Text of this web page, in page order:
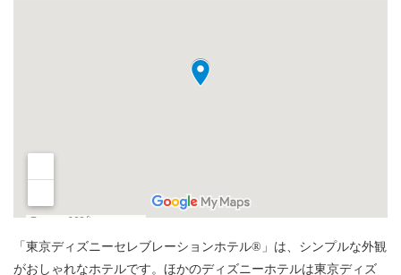
「東京ディズニーセレブレーションホテル®」は、シンプルな外観
がおしゃれなホテルです。ほかのディズニーホテルは東京ディズ